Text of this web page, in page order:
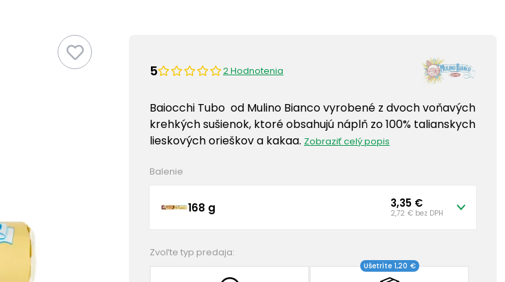
5 2 Hodnotenia
Baiocchi Tubo od Mulino Bianco vyrobené z dvoch voňavých
krehkých sušienok, ktoré obsahujú náplň zo 100% talianskych
lieskových orieškov a kakaa. Zobraziť celý popis
Balenie
168 g 3,35 €
2,72 € bez DPH
Zvoľte typ predaja:
Ušetríte 1,20 €